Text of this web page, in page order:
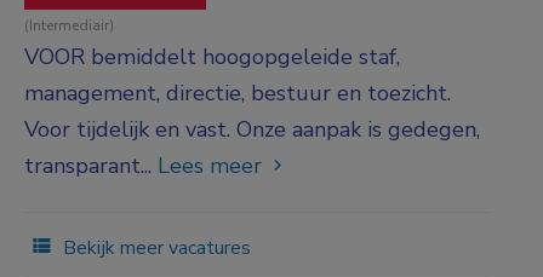
(Intermediair)
VOOR bemiddelt hoogopgeleide staf,
management, directie, bestuur en toezicht.
Voor tijdelijk en vast. Onze aanpak is gedegen,
transparant... Lees meer
Bekijk meer vacatures